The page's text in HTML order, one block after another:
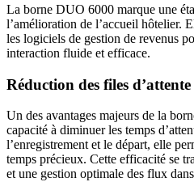
La borne DUO 6000 marque une
l’amélioration de l’accueil hôtelier.
les logiciels de gestion de revenus
interaction fluide et efficace.
Réduction des files d’attente
Un des avantages majeurs de la
capacité à diminuer les temps
l’enregistrement et le départ, elle
temps précieux. Cette efficacité se
et une gestion optimale des flux